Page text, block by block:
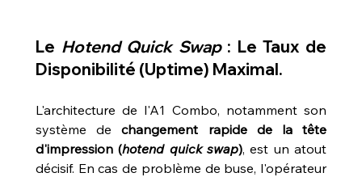
Le Hotend Quick Swap : Le Taux de
Disponibilité (Uptime) Maximal.
L'architecture de l'A1 Combo, notamment son
système de changement rapide de la tête
d'impression (hotend quick swap), est un atout
décisif. En cas de problème de buse, l'opérateur